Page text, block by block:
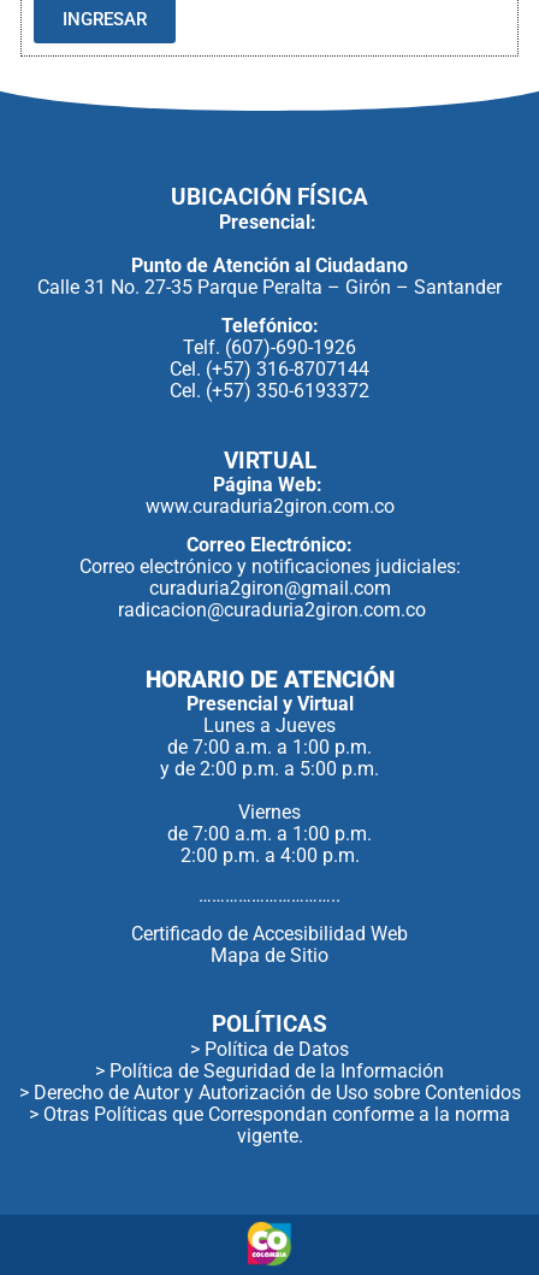
INGRESAR
UBICACIÓN FÍSICA
Presencial:
Punto de Atención al Ciudadano
Calle 31 No. 27-35 Parque Peralta – Girón – Santander
Telefónico:
Telf. (607)-690-1926
Cel. (+57) 316-8707144
Cel. (+57) 350-6193372
VIRTUAL
Página Web:
www.curaduria2giron.com.co
Correo Electrónico:
Correo electrónico y notificaciones judiciales:
curaduria2giron@gmail.com
radicacion@curaduria2giron.com.co
HORARIO DE ATENCIÓN
Presencial y Virtual
Lunes a Jueves
de 7:00 a.m. a 1:00 p.m.
y de 2:00 p.m. a 5:00 p.m.
Viernes
de 7:00 a.m. a 1:00 p.m.
2:00 p.m. a 4:00 p.m.
…………………………..
Certificado de Accesibilidad Web
Mapa de Sitio
POLÍTICAS
> Política de Datos
> Política de Seguridad de la Información
> Derecho de Autor y Autorización de Uso sobre Contenidos
> Otras Políticas que Correspondan conforme a la norma
vigente.